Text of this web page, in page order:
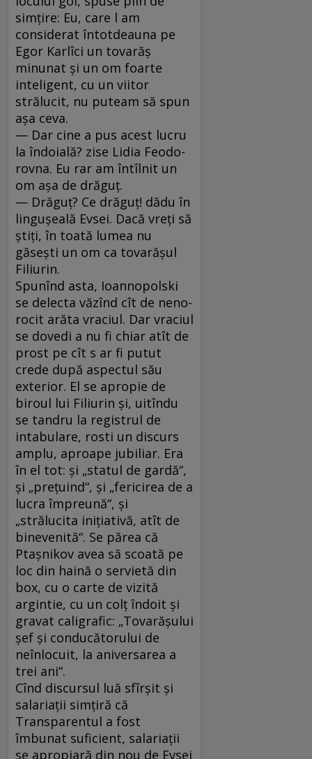
simţire: Eu, care l am
considerat întotdeauna pe
Egor Karlîci un tovarăş
minunat şi un om foarte
inteligent, cu un viitor
strălucit, nu puteam să spun
aşa ceva.
— Dar cine a pus acest lucru
la îndoială? zise Lidia Feodo­
rovna. Eu rar am întîlnit un
om aşa de drăguţ.
— Drăguţ? Ce drăguţ! dădu în
linguşeală Evsei. Dacă vreţi să
ştiţi, în toată lumea nu
găseşti un om ca tovarăşul
Filiurin.
Spunînd asta, Ioannopolski
se delecta văzînd cît de neno­
rocit arăta vraciul. Dar vraciul
se dovedi a nu fi chiar atît de
prost pe cît s ar fi putut
crede după aspectul său
exterior. El se apropie de
biroul lui Filiurin şi, uitîndu
se tandru la registrul de
intabulare, rosti un discurs
amplu, aproape jubiliar. Era
în el tot: şi „statul de gardă“,
şi „preţuind“, şi „fericirea de a
lucra împreună“, şi
„strălucita iniţiativă, atît de
binevenită“. Se părea că
Ptaşnikov avea să scoată pe
loc din haină o servietă din
box, cu o carte de vizită
argintie, cu un colţ îndoit şi
gravat caligrafic: „Tovarăşului
şef şi conducătorului de
neînlocuit, la aniversarea a
trei ani“.
Cînd discursul luă sfîrşit şi
salariaţii simţiră că
Transparentul a fost
îmbunat suficient, salariaţii
se apropiară din nou de Evsei